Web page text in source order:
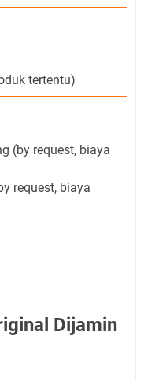
tertentu)
(by request, biaya
request, biaya
Dijamin